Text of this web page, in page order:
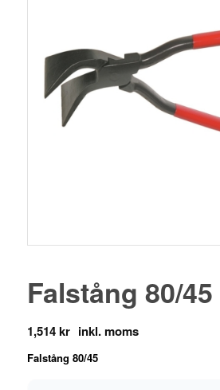
Falstång 80/45
1,514kr
Falstång 80/45